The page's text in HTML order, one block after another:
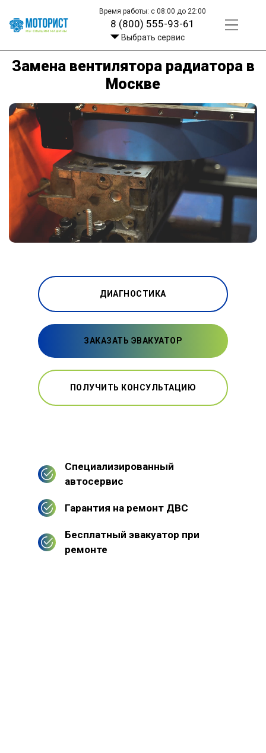
Время работы: с 08:00 до 22:00
8 (800) 555-93-61
Выбрать сервис
Замена вентилятора радиатора в
Москве
ДИАГНОСТИКА
ЗАКАЗАТЬ ЭВАКУАТОР
ПОЛУЧИТЬ КОНСУЛЬТАЦИЮ
Специализированный
автосервис
Гарантия на ремонт ДВС
Бесплатный эвакуатор при
ремонте